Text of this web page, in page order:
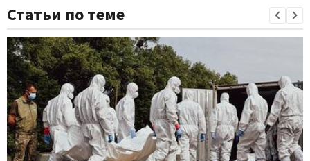
Статьи по теме